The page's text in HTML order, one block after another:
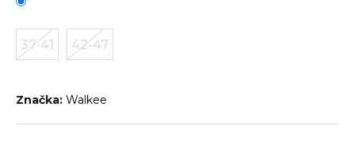
37-41 42-47
Značka: Walkee